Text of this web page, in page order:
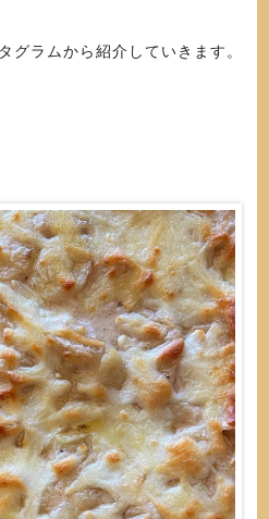
グラムから紹介していきます。